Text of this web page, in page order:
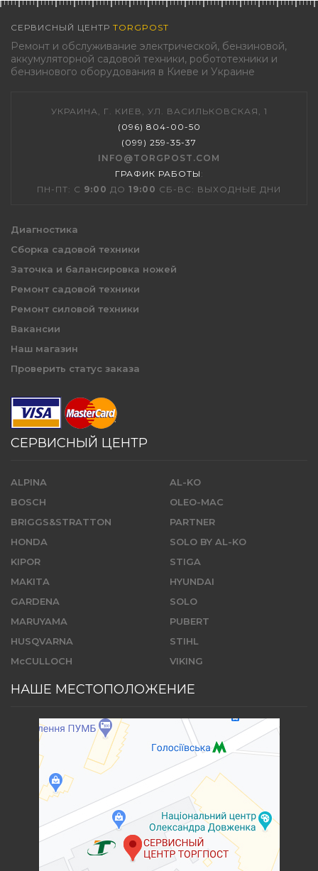
СЕРВИСНЫЙ ЦЕНТР TORGPOST
Ремонт и обслуживание электрической, бензиновой,
аккумуляторной садовой техники, робототехники и
бензинового оборудования в Киеве и Украине
УКРАИНА, Г. КИЕВ, УЛ. ВАСИЛЬКОВСКАЯ, 1
(096) 804-00-50
(099) 259-35-37
INFO@TORGPOST.COM
ГРАФИК РАБОТЫ :
ПН-ПТ: С 9:00 ДО 19:00 СБ-ВС: ВЫХОДНЫЕ ДНИ
Диагностика
Сборка садовой техники
Заточка и балансировка ножей
Ремонт садовой техники
Ремонт силовой техники
Вакансии
Наш магазин
Проверить статус заказа
СЕРВИСНЫЙ ЦЕНТР
ALPINA
BOSCH
BRIGGS&STRATTON
HONDA
KIPOR
MAKITA
GARDENA
MARUYAMA
HUSQVARNA
McCULLOCH
AL-KO
OLEO-MAC
PARTNER
SOLO BY AL-KO
STIGA
HYUNDAI
SOLO
PUBERT
STIHL
VIKING
НАШЕ МЕСТОПОЛОЖЕНИЕ